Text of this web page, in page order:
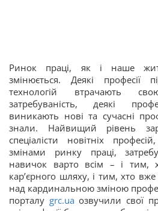
Ринок праці, як і наше
змінюється. Деякі професії
технологій втрачають
затребуваність, деякі
виникають нові та сучасні
знали. Найвищий рівень
спеціалісти новітніх
змінами ринку праці,
навичок варто всім – і тим,
кар’єрного шляху, і тим, хто
над кардинальною зміною
порталу grc.ua озвучили свої